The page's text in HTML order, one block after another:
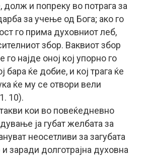
долж и попреку во потрага за
за учење од Бога; ако го
го прима духовниот леб,
збор. Ваквиот збор
најде оној кој упорно го
бара ќе добие, и кој трага ќе
ќе му се отвори вели
10).
кои во повеќедневно
ја губат желбата за
неосетливи за загубата
и заради долготрајна духовна